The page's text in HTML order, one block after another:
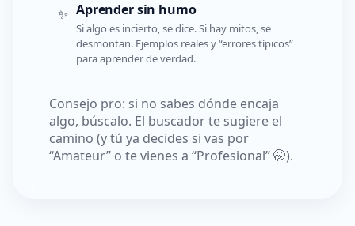
✨ Aprender sin humo
Si algo es incierto, se dice. Si hay mitos, se
desmontan. Ejemplos reales y “errores típicos”
para aprender de verdad.
Consejo pro: si no sabes dónde encaja
algo, búscalo. El buscador te sugiere el
camino (y tú ya decides si vas por
“Amateur” o te vienes a “Profesional” 🤭).